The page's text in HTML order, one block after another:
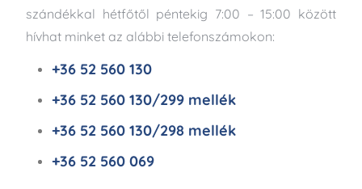
szándékkal hétfőtől péntekig 7:00 – 15:00 között
hívhat minket az alábbi telefonszámokon:
+36 52 560 130
+36 52 560 130/299 mellék
+36 52 560 130/298 mellék
+36 52 560 069